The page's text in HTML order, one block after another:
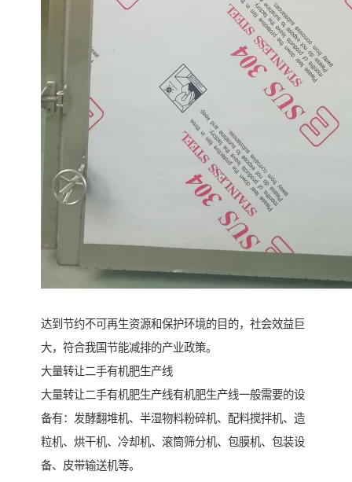
达到节约不可再生资源和保护环境的目的，社会效益巨
大，符合我国节能减排的产业政策。
大量转让二手有机肥生产线
大量转让二手有机肥生产线有机肥生产线一般需要的设
备有：发酵翻堆机、半湿物料粉碎机、配料搅拌机、造
粒机、烘干机、冷却机、滚筒筛分机、包膜机、包装设
备、皮带输送机等。